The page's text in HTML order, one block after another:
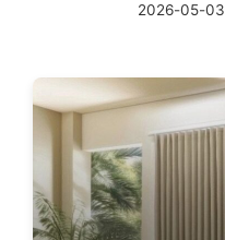
2026-05-03